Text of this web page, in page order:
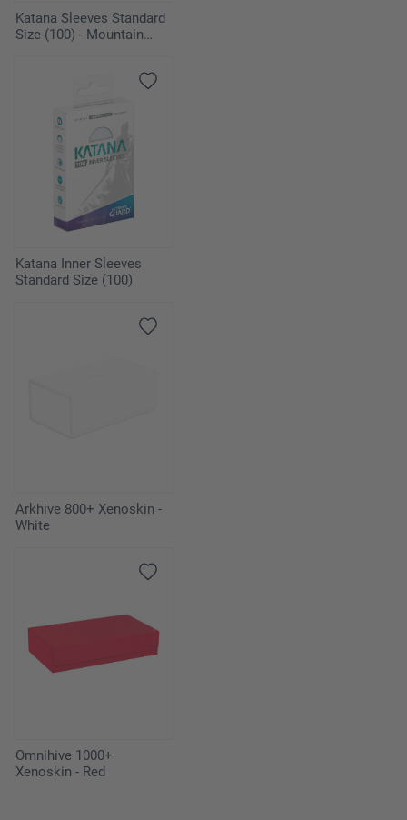
Katana Sleeves Standard
Size (100) - Mountain
Katana Inner Sleeves
Standard Size (100)
Arkhive 800+ Xenoskin -
White
Omnihive 1000+
Xenoskin - Red